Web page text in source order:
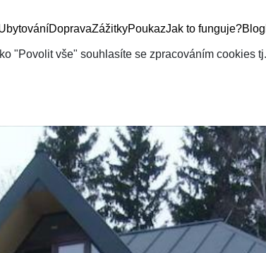
DopravaZážitkyPoukazJak to funguje?Blog
"Povolit vše" souhlasíte se zpracováním cookies